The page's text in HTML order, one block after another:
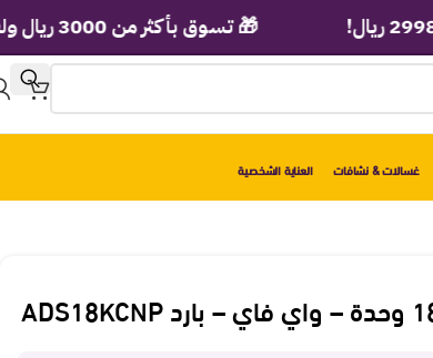
غسالات & نشافات العناية الشخصية
🎁 تسوق بأكثر من 3000 ريال ولف عجلة الهدايا الفورية!